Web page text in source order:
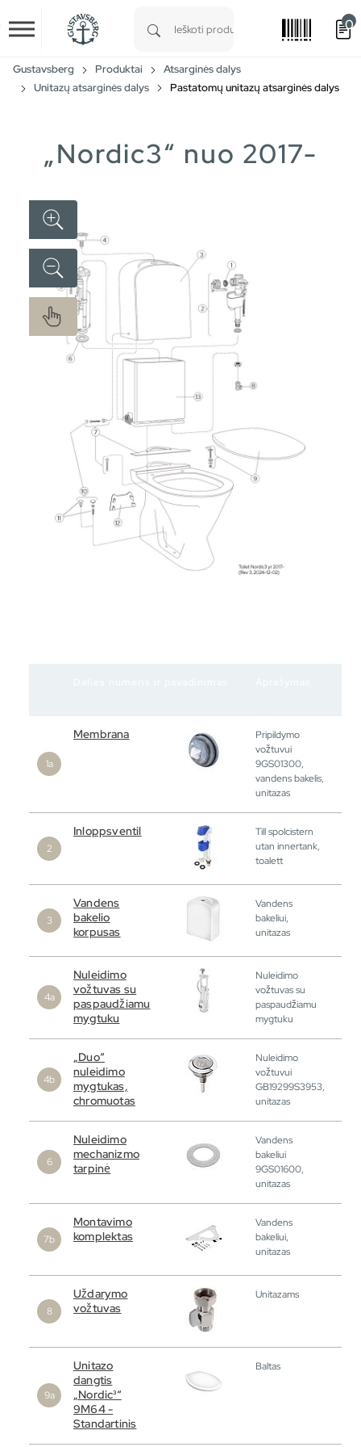
Skip to main content
0
Gustavsberg Produktai
Atsarginės dalys
Unitazų atsarginės dalys
Pastatomų unitazų atsarginės dalys
„Nordic3“ nuo 2017-
Membrana
Pripildymo
vožtuvui
9GS01300,
vandens bakelis,
unitazas
Inloppsventil
Till spolcistern
utan innertank,
toalett
Vandens
bakelio
korpusas
Vandens
bakeliui,
unitazas
Nuleidimo
vožtuvas su
paspaudžiamu
mygtuku
Nuleidimo
vožtuvas su
paspaudžiamu
mygtuku
„Duo“
nuleidimo
mygtukas,
chromuotas
Nuleidimo
vožtuvui
GB19299S3953,
unitazas
Nuleidimo
mechanizmo
tarpinė
Vandens
bakeliui
9GS01600,
unitazas
Montavimo
komplektas
Vandens
bakeliui,
unitazas
Uždarymo
vožtuvas
Unitazams
Unitazo
dangtis
„Nordic³“
9M64 -
Standartinis
Baltas